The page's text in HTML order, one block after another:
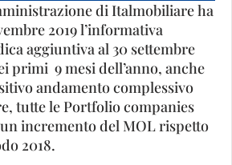
di Italmobiliare ha
2019 l’informativa
aggiuntiva al 30 settembre
primi 9 mesi dell’anno, anche
andamento complessivo
tutte le Portfolio companies
incremento del MOL rispetto
2018.